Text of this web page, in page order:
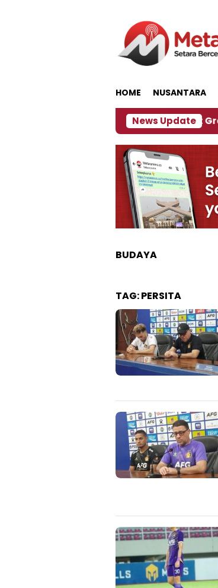
HOME NUSANTARA
News Update
Panitia Siapkan Kopi dan Pijat Gratis
BUDAYA
TAG:PERSITA